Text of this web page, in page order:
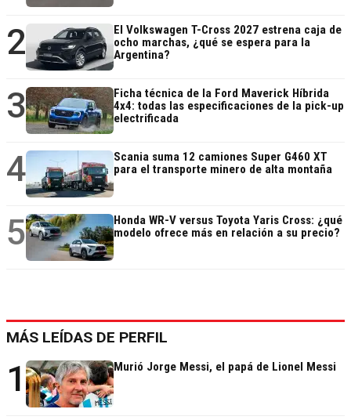
2
El Volkswagen T-Cross 2027 estrena caja de
ocho marchas, ¿qué se espera para la
Argentina?
3
Ficha técnica de la Ford Maverick Híbrida
4x4: todas las especificaciones de la pick-up
electrificada
4
Scania suma 12 camiones Super G460 XT
para el transporte minero de alta montaña
5
Honda WR-V versus Toyota Yaris Cross: ¿qué
modelo ofrece más en relación a su precio?
MÁS LEÍDAS DE PERFIL
1 Murió Jorge Messi, el papá de Lionel Messi